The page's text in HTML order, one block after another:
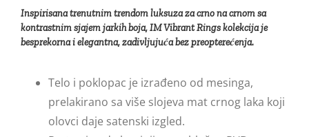
Inspirisana trenutnim trendom luksuza za crno na crnom sa
kontrastnim sjajem jarkih boja, IM Vibrant Rings kolekcija je
besprekorna i elegantna, zadivljujuća bez preopterećenja.
Telo i poklopac je izrađeno od mesinga,
prelakirano sa više slojeva mat crnog laka koji
olovci daje satenski izgled.